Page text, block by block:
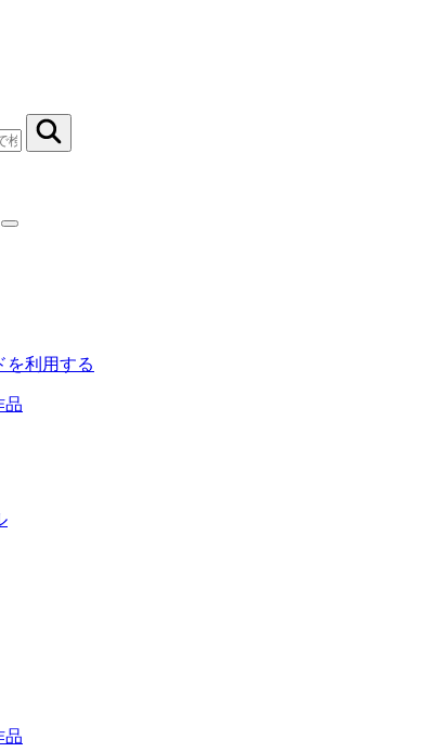
を利用する
品
品